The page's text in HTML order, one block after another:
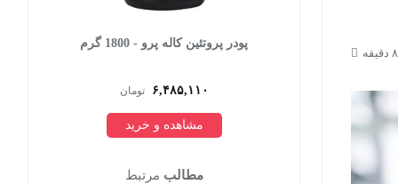
۱,۴۰۰,۰۰۰ تومان
مشاهده و خرید
مطالب مرتبط